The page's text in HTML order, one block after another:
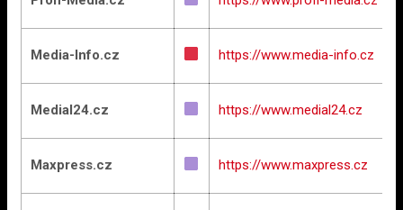
Media-Info.cz https://www.media-info.cz
Medial24.cz https://www.medial24.cz
Maxpress.cz https://www.maxpress.cz